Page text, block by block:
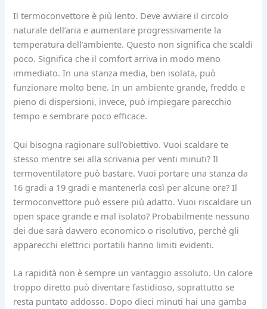
Il termoconvettore è più lento. Deve avviare il circolo
naturale dell’aria e aumentare progressivamente la
temperatura dell’ambiente. Questo non significa che scaldi
poco. Significa che il comfort arriva in modo meno
immediato. In una stanza media, ben isolata, può
funzionare molto bene. In un ambiente grande, freddo e
pieno di dispersioni, invece, può impiegare parecchio
tempo e sembrare poco efficace.
Qui bisogna ragionare sull’obiettivo. Vuoi scaldare te
stesso mentre sei alla scrivania per venti minuti? Il
termoventilatore può bastare. Vuoi portare una stanza da
16 gradi a 19 gradi e mantenerla così per alcune ore? Il
termoconvettore può essere più adatto. Vuoi riscaldare un
open space grande e mal isolato? Probabilmente nessuno
dei due sarà davvero economico o risolutivo, perché gli
apparecchi elettrici portatili hanno limiti evidenti.
La rapidità non è sempre un vantaggio assoluto. Un calore
troppo diretto può diventare fastidioso, soprattutto se
resta puntato addosso. Dopo dieci minuti hai una gamba